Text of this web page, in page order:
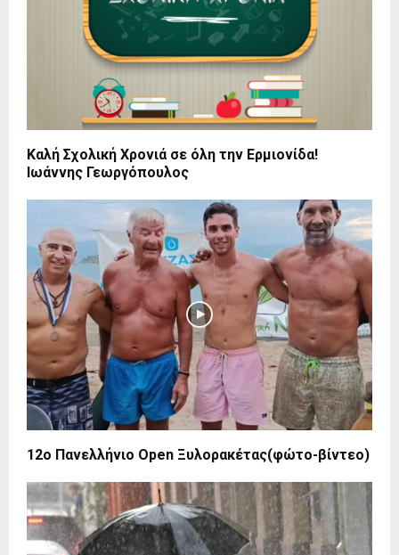
Καλή Σχολική Χρονιά σε όλη την Ερμιονίδα!
Ιωάννης Γεωργόπουλος
12ο Πανελλήνιο Open Ξυλορακέτας(φώτο-βίντεο)